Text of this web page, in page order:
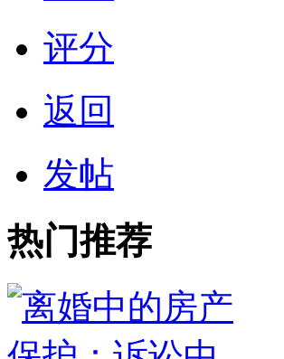
评分
返回
发帖
热门推荐